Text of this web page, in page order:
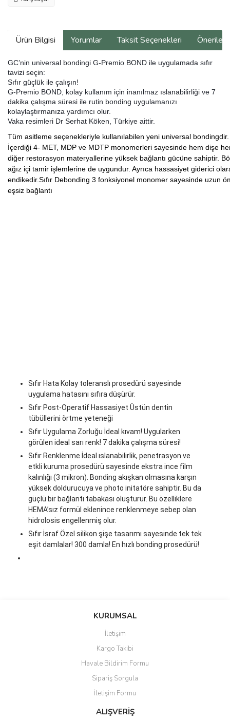
Ürün Bilgisi Yorumlar Taksit Seçenekleri
GC’nin universal bondingi G-Premio BOND ile uygulamada sıfır
tavizi seçin:
Sıfır güçlük ile çalışın!
G-Premio BOND, kolay kullanım için inanılmaz ıslanabilirliği ve 7
dakika çalışma süresi ile rutin bonding uygulamanızı
kolaylaştırmanıza yardımcı olur.
Vaka resimleri Dr Serhat Köken, Türkiye aittir.
Tüm asitleme seçenekleriyle kullanılabilen yeni universal bondingdir.
İçerdiği 4- MET, MDP ve MDTP monomerleri sayesinde hem dişe
diğer restorasyon materyallerine yüksek bağlantı gücüne sahiptir.
ağız içi tamir işlemlerine de uygundur. Ayrıca hassasiyet giderici
endikedir.Sıfır Debonding 3 fonksiyonel monomer sayesinde uzun
eşsiz bağlantı
Sıfır Hata Kolay toleranslı prosedürü sayesinde
uygulama hatasını sıfıra düşürür.
Sıfır Post-Operatif Hassasiyet Üstün dentin
tübüllerini örtme yeteneği
Sıfır Uygulama Zorluğu İdeal kıvam! Uygularken
görülen ideal sarı renk! 7 dakika çalışma süresi!
Sıfır Renklenme İdeal ıslanabilirlik, penetrasyon ve
etkli kuruma prosedürü sayesinde ekstra ince film
kalınlığı (3 mikron). Bonding akışkan olmasına karşın
yüksek doldurucuya ve photo initatöre sahiptir. Bu da
güçlü bir bağlantı tabakası oluşturur. Bu özelliklere
HEMA’sız formül eklenince renklenmeye sebep olan
hidrolosis engellenmiş olur.
Sıfır İsraf Özel silikon şişe tasarımı sayesinde tek tek
eşit damlalar! 300 damla! En hızlı bonding prosedürü!
Bu ürüne ilk yorumu siz yapın!
Ürün resmi kalitesiz, bozuk veya görüntülenemiyor.
Ürün açıklamasında eksik bilgiler bulunuyor.
Ürün bilgilerinde hatalar bulunuyor.
Ürün fiyatı diğer sitelerden daha pahalı.
Bu ürüne benzer farklı alternatifler olmalı.
KURUMSAL
İletişim
Kargo Takibi
Havale Bildirim Formu
Sipariş Sorgula
İletişim Formu
ALIŞVERİŞ